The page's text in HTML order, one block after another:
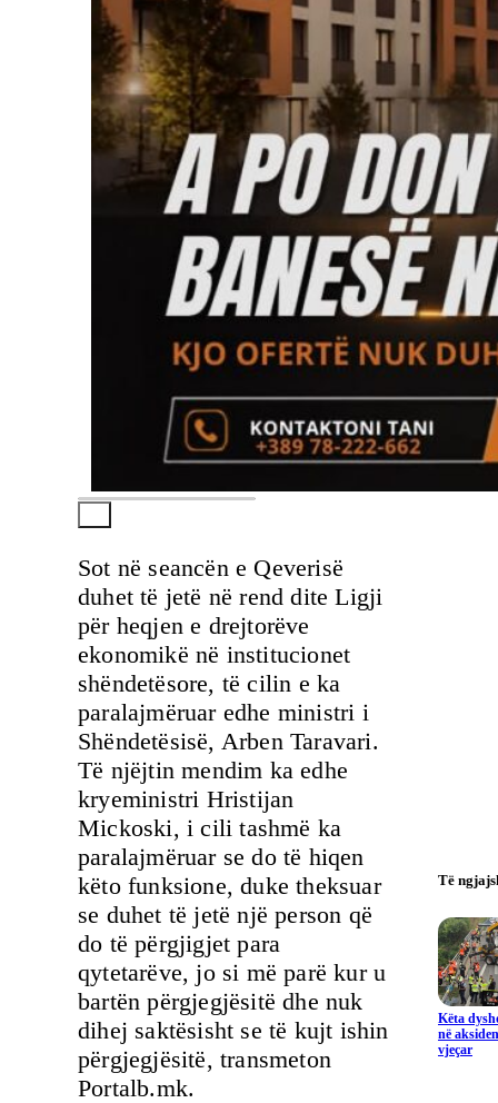
Sot në seancën e Qeverisë
duhet të jetë në rend dite Ligji
për heqjen e drejtorëve
ekonomikë në institucionet
shëndetësore, të cilin e ka
paralajmëruar edhe ministri i
Shëndetësisë, Arben Taravari.
Të njëjtin mendim ka edhe
kryeministri Hristijan
Mickoski, i cili tashmë ka
paralajmëruar se do të hiqen
këto funksione, duke theksuar
se duhet të jetë një person që
do të përgjigjet para
qytetarëve, jo si më parë kur u
bartën përgjegjësitë dhe nuk
dihej saktësisht se të kujt ishin
përgjegjësitë, transmeton
Portalb.mk.
Të
Këta
në
vjeçar